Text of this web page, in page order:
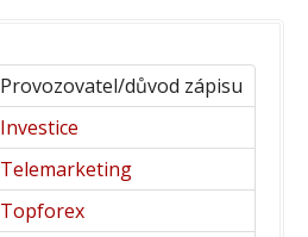
Provozovatel/důvod zápisu
Investice
Telemarketing
Topforex